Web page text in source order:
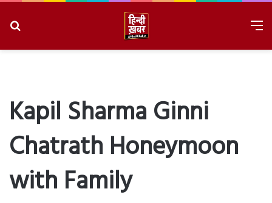
Kapil Sharma Ginni
Chatrath Honeymoon
with Family